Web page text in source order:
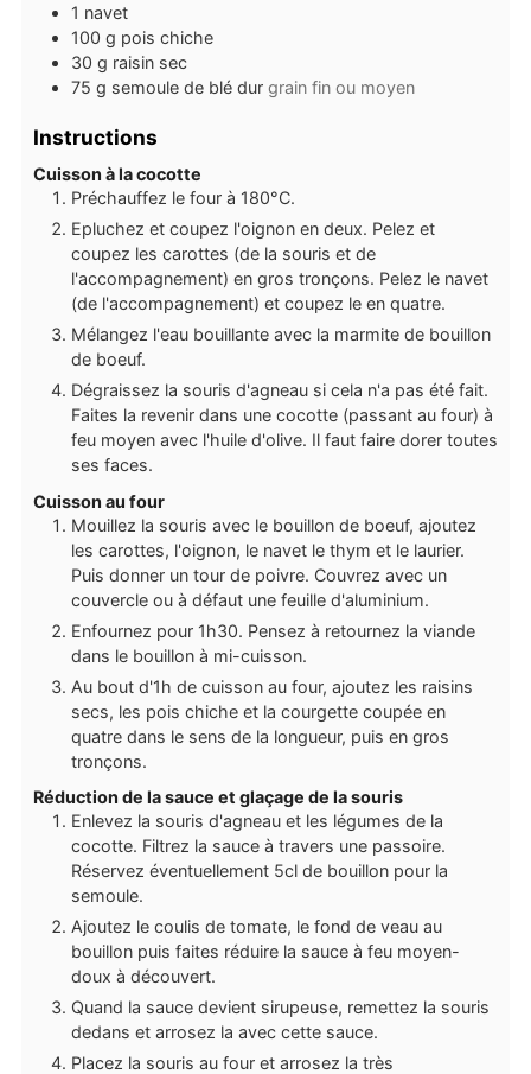
1 navet
100 g pois chiche
30 g raisin sec
75 g semoule de blé dur grain fin ou moyen
Instructions
Cuisson à la cocotte
Préchauffez le four à 180°C.
Epluchez et coupez l'oignon en deux. Pelez et
coupez les carottes (de la souris et de
l'accompagnement) en gros tronçons. Pelez le navet
(de l'accompagnement) et coupez le en quatre.
Mélangez l'eau bouillante avec la marmite de bouillon
de boeuf.
Dégraissez la souris d'agneau si cela n'a pas été fait.
Faites la revenir dans une cocotte (passant au four) à
feu moyen avec l'huile d'olive. Il faut faire dorer toutes
ses faces.
Cuisson au four
Mouillez la souris avec le bouillon de boeuf, ajoutez
les carottes, l'oignon, le navet le thym et le laurier.
Puis donner un tour de poivre. Couvrez avec un
couvercle ou à défaut une feuille d'aluminium.
Enfournez pour 1h30. Pensez à retournez la viande
dans le bouillon à mi-cuisson.
Au bout d'1h de cuisson au four, ajoutez les raisins
secs, les pois chiche et la courgette coupée en
quatre dans le sens de la longueur, puis en gros
tronçons.
Réduction de la sauce et glaçage de la souris
Enlevez la souris d'agneau et les légumes de la
cocotte. Filtrez la sauce à travers une passoire.
Réservez éventuellement 5cl de bouillon pour la
semoule.
Ajoutez le coulis de tomate, le fond de veau au
bouillon puis faites réduire la sauce à feu moyen-
doux à découvert.
Quand la sauce devient sirupeuse, remettez la souris
dedans et arrosez la avec cette sauce.
Placez la souris au four et arrosez la très